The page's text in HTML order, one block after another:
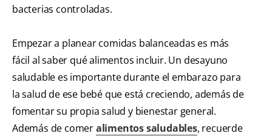
bacterias controladas.
Empezar a planear comidas balanceadas es más
fácil al saber qué alimentos incluir. Un desayuno
saludable es importante durante el embarazo para
la salud de ese bebé que está creciendo, además de
fomentar su propia salud y bienestar general.
Además de comeralimentos saludables, recuerde